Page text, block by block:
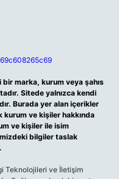
marka, kurum veya şahıs
Sitede yalnızca kendi
Burada yer alan içerikler
ve kişiler hakkında
ve kişiler ile isim
bilgiler taslak
Teknolojileri ve İletişim